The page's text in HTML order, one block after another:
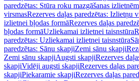
paredzētas: Stūra roku mazgāšanas izlietnēm
virsmasRezerves daļas paredzētas: Izlietņu
izlietnei bļodas formāRezerves daļas
bļodas formāUzliekamai izlietnei taisnstūra
paredzētas: Uzliekamai izlietnei taisnstūra
paredzētas: Sānu skapjiZemi sānu skapji
Zemi sānu skapjiAugsti skapjiRezerves
skapjiVidēji augsti skapjiRezerves daļas
skapjiPiekaramie skapjiRezerves daļas